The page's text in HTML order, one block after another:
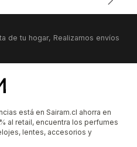
de tu hogar, Realizamos envíos
está en Sairam.cl ahorra en
al retail, encuentra los perfumes
lentes, accesorios y